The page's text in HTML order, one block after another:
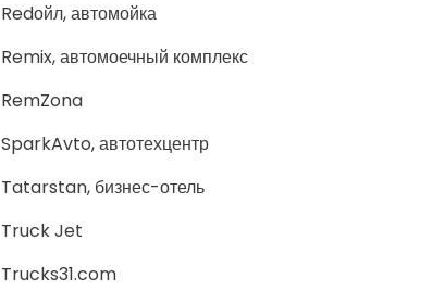
Redойл, автомойка
Remix, автомоечный комплекс
RemZona
SparkAvto, автотехцентр
Tatarstan, бизнес-отель
Truck Jet
Trucks31.com